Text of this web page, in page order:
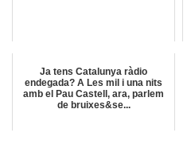
Ja tens Catalunya ràdio
endegada? A Les mil i una nits
amb el Pau Castell, ara, parlem
de bruixes&se...